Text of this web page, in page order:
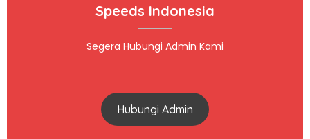
Speeds Indonesia
Segera Hubungi Admin Kami
Hubungi Admin